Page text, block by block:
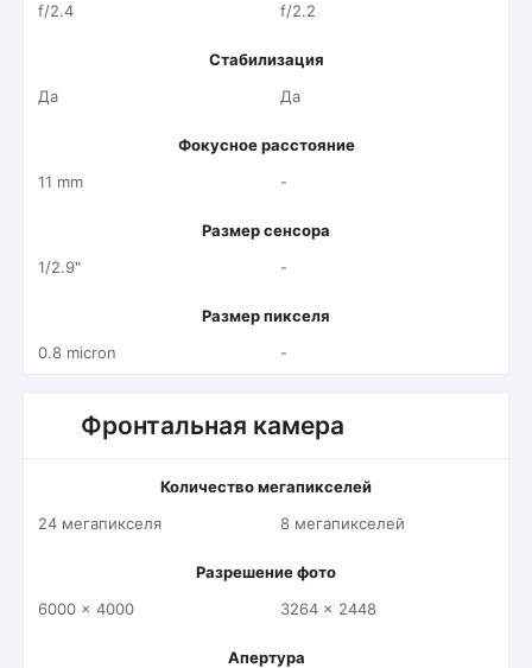
f/2.4
f/2.2
Стабилизация
Да
Да
Фокусное расстояние
11 mm
-
Размер сенсора
1/2.9"
-
Размер пикселя
0.8 micron
-
Фронтальная камера
Количество мегапикселей
24 мегапикселя
8 мегапикселей
Разрешение фото
6000 x 4000
3264 x 2448
Апертура